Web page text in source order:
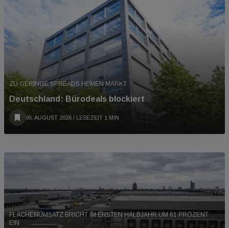
ZU GERINGE SPREADS HEMEN MARKT
Deutschland: Bürodeals blockiert
05. AUGUST 2026 / LESEZEIT 1 MIN
FLÄCHENUMSATZ BRICHT IM ERSTEN HALBJAHR UM 61 PROZENT
EIN